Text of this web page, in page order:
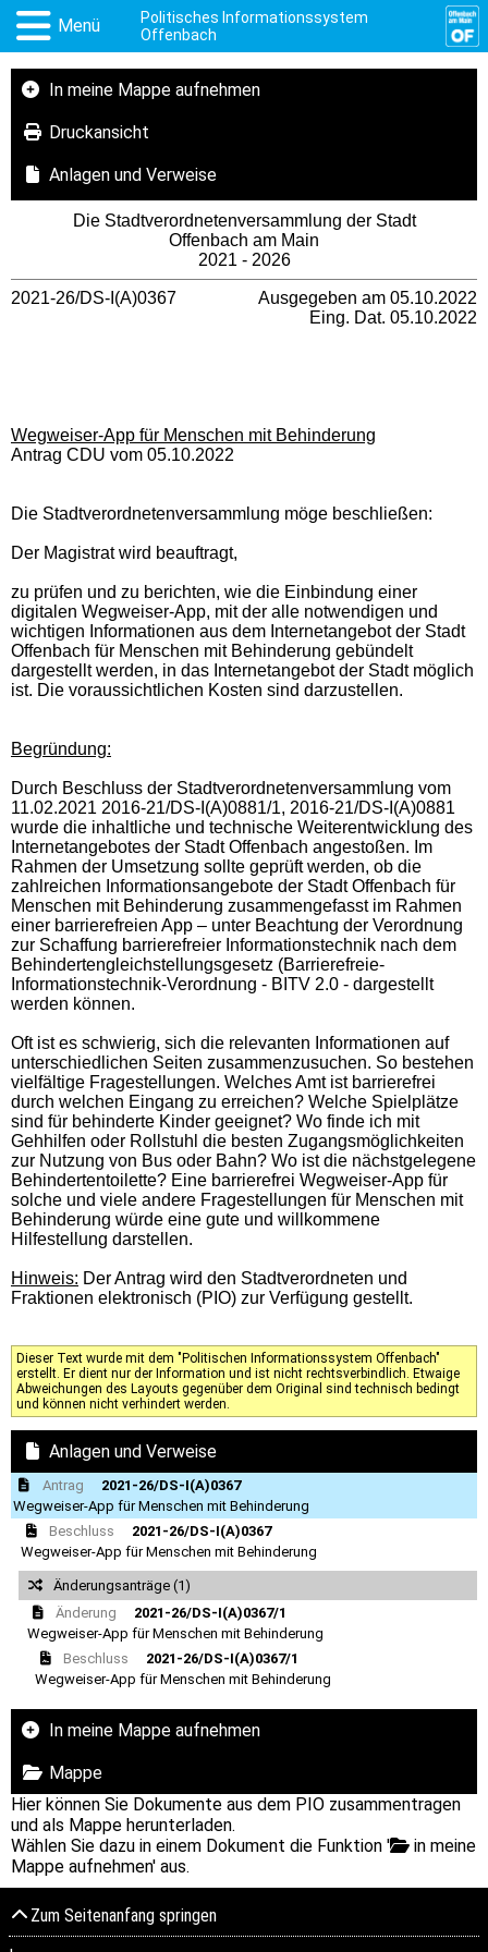
Menü
Politisches Informationssystem
Offenbach
In meine Mappe aufnehmen
Druckansicht
Anlagen und Verweise
Die Stadtverordnetenversammlung der Stadt
Offenbach am Main
2021 - 2026
2021-26/DS-I(A)0367
Ausgegeben am 05.10.2022
Eing. Dat. 05.10.2022
Wegweiser-App für Menschen mit Behinderung
Antrag CDU vom 05.10.2022
Die Stadtverordnetenversammlung möge beschließen:
Der Magistrat wird beauftragt,
zu prüfen und zu berichten, wie die Einbindung einer
digitalen Wegweiser-App, mit der alle notwendigen und
wichtigen Informationen aus dem Internetangebot der Stadt
Offenbach für Menschen mit Behinderung gebündelt
dargestellt werden, in das Internetangebot der Stadt möglich
ist. Die voraussichtlichen Kosten sind darzustellen.
Begründung:
Durch Beschluss der Stadtverordnetenversammlung vom
11.02.2021 2016-21/DS-I(A)0881/1, 2016-21/DS-I(A)0881
wurde die inhaltliche und technische Weiterentwicklung des
Internetangebotes der Stadt Offenbach angestoßen. Im
Rahmen der Umsetzung sollte geprüft werden, ob die
zahlreichen Informationsangebote der Stadt Offenbach für
Menschen mit Behinderung zusammengefasst im Rahmen
einer barrierefreien App – unter Beachtung der Verordnung
zur Schaffung barrierefreier Informationstechnik nach dem
Behindertengleichstellungsgesetz (Barrierefreie-
Informationstechnik-Verordnung - BITV 2.0 - dargestellt
werden können.
Oft ist es schwierig, sich die relevanten Informationen auf
unterschiedlichen Seiten zusammenzusuchen. So bestehen
vielfältige Fragestellungen. Welches Amt ist barrierefrei
durch welchen Eingang zu erreichen? Welche Spielplätze
sind für behinderte Kinder geeignet? Wo finde ich mit
Gehhilfen oder Rollstuhl die besten Zugangsmöglichkeiten
zur Nutzung von Bus oder Bahn? Wo ist die nächstgelegene
Behindertentoilette? Eine barrierefrei Wegweiser-App für
solche und viele andere Fragestellungen für Menschen mit
Behinderung würde eine gute und willkommene
Hilfestellung darstellen.
Hinweis: Der Antrag wird den Stadtverordneten und
Fraktionen elektronisch (PIO) zur Verfügung gestellt.
Dieser Text wurde mit dem "Politischen Informationssystem Offenbach"
erstellt. Er dient nur der Information und ist nicht rechtsverbindlich. Etwaige
Abweichungen des Layouts gegenüber dem Original sind technisch bedingt
und können nicht verhindert werden.
Anlagen und Verweise
Antrag
2021-26/DS-I(A)0367
Wegweiser-App für Menschen mit Behinderung
Beschluss
2021-26/DS-I(A)0367
Wegweiser-App für Menschen mit Behinderung
Änderungsanträge (1)
Änderung
2021-26/DS-I(A)0367/1
Wegweiser-App für Menschen mit Behinderung
Beschluss
2021-26/DS-I(A)0367/1
Wegweiser-App für Menschen mit Behinderung
In meine Mappe aufnehmen
Mappe
Hier können Sie Dokumente aus dem PIO zusammentragen
und als Mappe herunterladen.
Wählen Sie dazu in einem Dokument die Funktion '
in meine
Mappe aufnehmen' aus.
Zum Seitenanfang springen